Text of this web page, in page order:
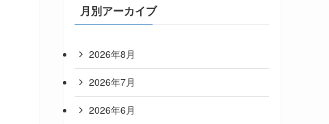
月別アーカイブ
2026年8月
2026年7月
2026年6月